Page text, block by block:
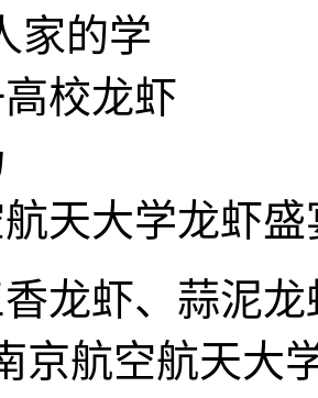
天大学龙虾
虾、蒜泥龙
京航空航天大